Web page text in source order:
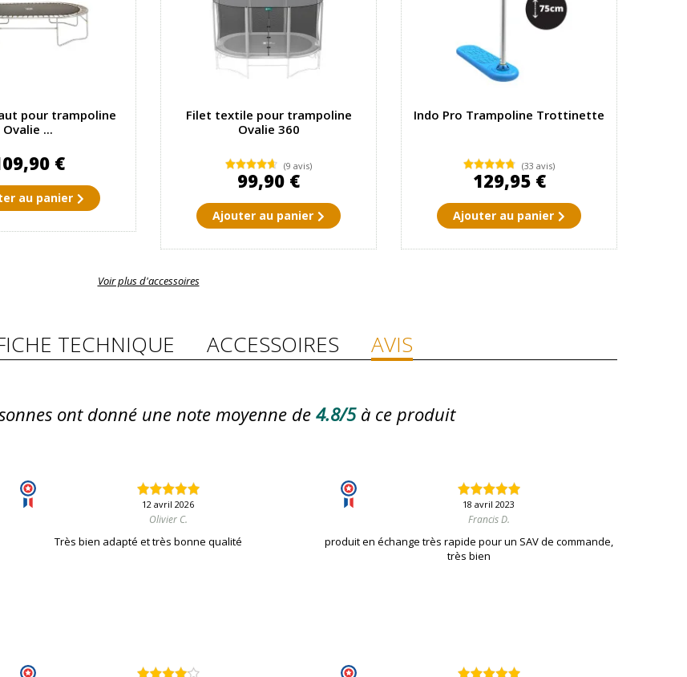
pour trampoline
Ovalie ...
€
au panier
Filet textile pour trampoline
Ovalie 360
(9 avis)
99,90 €
Ajouter au panier
Indo Pro Trampoline Trottinette
(33 avis)
129,95 €
Ajouter au panier
Voir plus d'accessoires
TECHNIQUE ACCESSOIRES AVIS
ont donné une note moyenne de 4.8/5 à ce produit
12 avril 2026
Olivier C.
Très bien adapté et très bonne qualité
18 avril 2023
Francis D.
produit en échange très rapide pour un SAV de commande,
très bien